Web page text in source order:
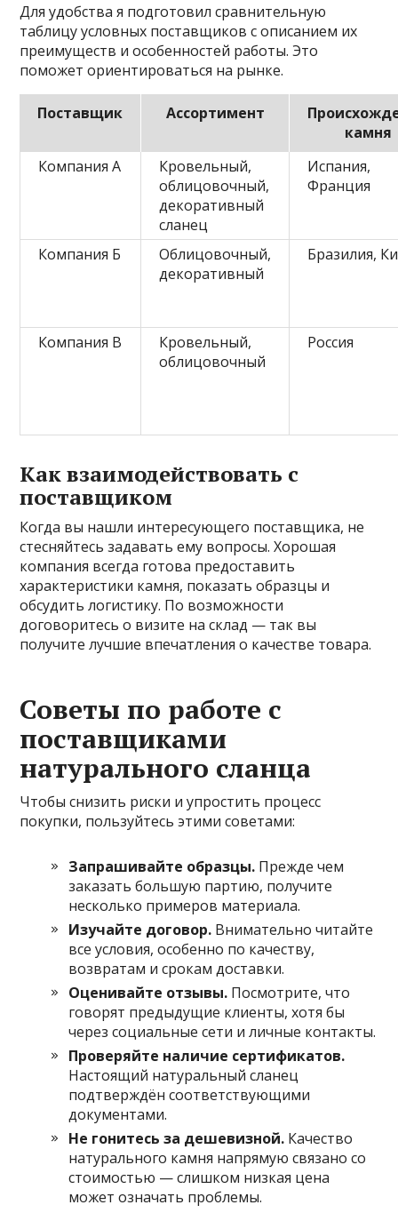
Для удобства я подготовил сравнительную
таблицу условных поставщиков с описанием их
преимуществ и особенностей работы. Это
поможет ориентироваться на рынке.
Поставщик Ассортимент
камня
Компания А
Кровельный,
облицовочный,
декоративный
сланец
Испания,
Франция
Компания Б
Облицовочный,
декоративный
Бразилия,
Компания В
Кровельный,
облицовочный
Россия
Как взаимодействовать с
поставщиком
Когда вы нашли интересующего поставщика, не
стесняйтесь задавать ему вопросы. Хорошая
компания всегда готова предоставить
характеристики камня, показать образцы и
обсудить логистику. По возможности
договоритесь о визите на склад — так вы
получите лучшие впечатления о качестве товара.
Советы по работе с
поставщиками
натурального сланца
Чтобы снизить риски и упростить процесс
покупки, пользуйтесь этими советами:
Запрашивайте образцы. Прежде чем
заказать большую партию, получите
несколько примеров материала.
Изучайте договор. Внимательно читайте
все условия, особенно по качеству,
возвратам и срокам доставки.
Оценивайте отзывы. Посмотрите, что
говорят предыдущие клиенты, хотя бы
через социальные сети и личные контакты.
Проверяйте наличие сертификатов.
Настоящий натуральный сланец
подтверждён соответствующими
документами.
Не гонитесь за дешевизной. Качество
натурального камня напрямую связано со
стоимостью — слишком низкая цена
может означать проблемы.